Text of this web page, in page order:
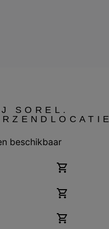
SOREL.
beschikbaar
Online
beschikbaar
Online
beschikbaar
Online